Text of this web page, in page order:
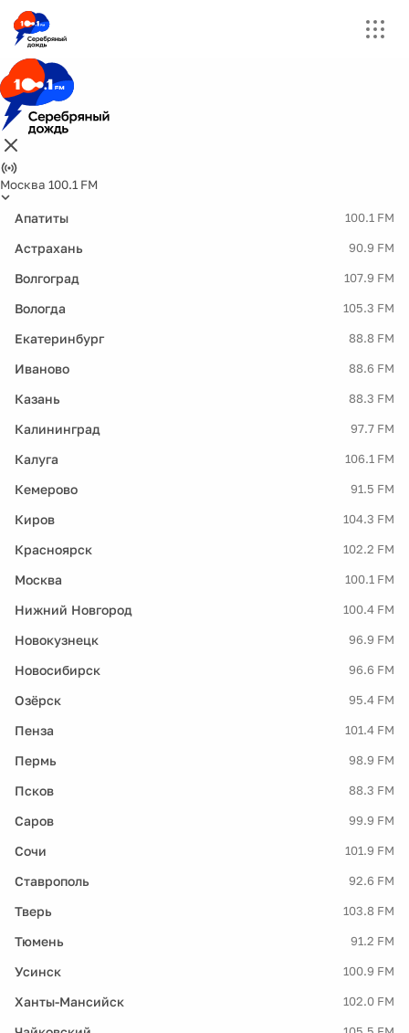
Москва 100.1 FM
Апатиты 100.1 FM
Астрахань 90.9 FM
Волгоград 107.9 FM
Вологда 105.3 FM
Екатеринбург 88.8 FM
Иваново 88.6 FM
Казань 88.3 FM
Калининград 97.7 FM
Калуга 106.1 FM
Кемерово 91.5 FM
Киров 104.3 FM
Красноярск 102.2 FM
Москва 100.1 FM
Нижний Новгород 100.4 FM
Новокузнецк 96.9 FM
Новосибирск 96.6 FM
Озёрск 95.4 FM
Пенза 101.4 FM
Пермь 98.9 FM
Псков 88.3 FM
Саров 99.9 FM
Сочи 101.9 FM
Ставрополь 92.6 FM
Тверь 103.8 FM
Тюмень 91.2 FM
Усинск 100.9 FM
Ханты-Мансийск 102.0 FM